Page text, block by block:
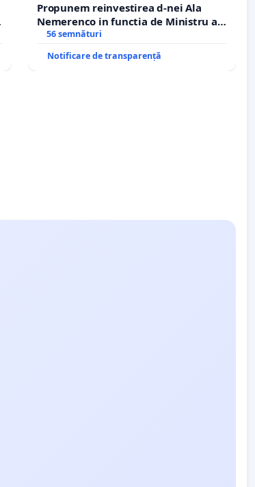
Propunem reinvestirea d-nei Ala
Nemerenco in functia de Ministru al
Sanatatii
56 semnături
Notificare de transparență